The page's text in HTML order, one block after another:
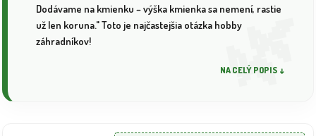
Dodávame na kmienku – výška kmienka sa nemení, rastie
už len koruna." Toto je najčastejšia otázka hobby
záhradníkov!
NA CELÝ POPIS ↓